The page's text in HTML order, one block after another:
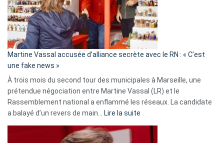
Algérie
Martine Vassal accusée d’alliance secrète avec le RN : « C’est
une fake news »
À trois mois du second tour des municipales à Marseille, une
prétendue négociation entre Martine Vassal (LR) et le
Rassemblement national a enflammé les réseaux. La candidate
a balayé d’un revers de main… Lire la suite
Martine
Vassal